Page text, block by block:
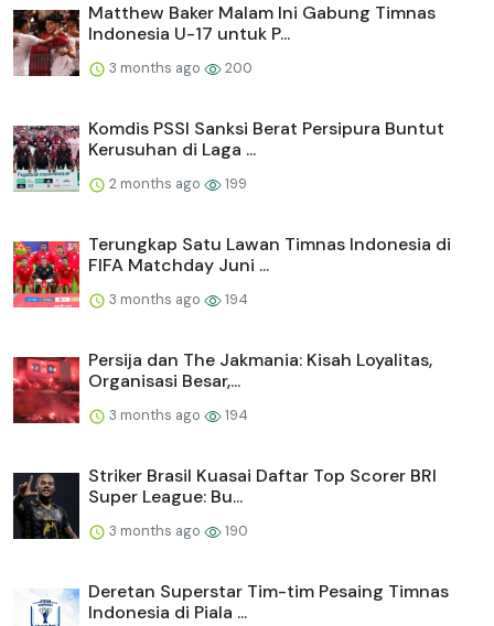
Matthew Baker Malam Ini Gabung Timnas
Indonesia U-17 untuk P...
3 months ago 200
Komdis PSSI Sanksi Berat Persipura Buntut
Kerusuhan di Laga ...
2 months ago 199
Terungkap Satu Lawan Timnas Indonesia di
FIFA Matchday Juni ...
3 months ago 194
Persija dan The Jakmania: Kisah Loyalitas,
Organisasi Besar,...
3 months ago 194
Striker Brasil Kuasai Daftar Top Scorer BRI
Super League: Bu...
3 months ago 190
Deretan Superstar Tim-tim Pesaing Timnas
Indonesia di Piala ...